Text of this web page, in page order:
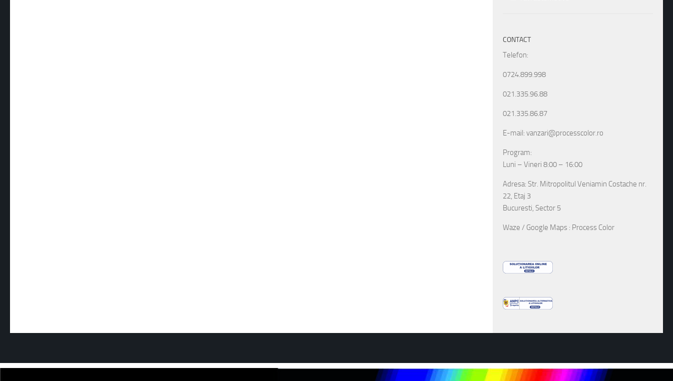
CONTACT
Telefon:
0724.899.998
021.335.96.88
021.335.86.87
E-mail: vanzari@processcolor.ro
Program:
Luni – Vineri 8:00 – 16:00
Adresa: Str. Mitropolitul Veniamin Costache nr.
22, Etaj 3
Bucuresti, Sector 5
Waze / Google Maps : Process Color